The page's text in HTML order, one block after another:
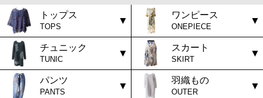
トップス
TOPS
ワンピース
ONEPIECE
チュニック
TUNIC
スカート
SKIRT
パンツ
PANTS
羽織もの
OUTER